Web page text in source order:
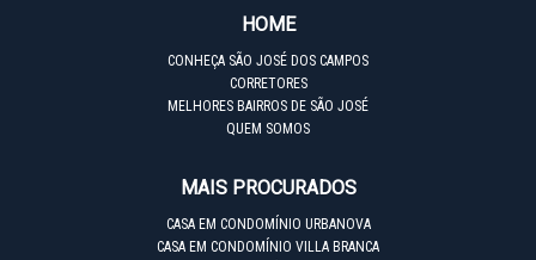
HOME
CONHEÇA SÃO JOSÉ DOS CAMPOS
CORRETORES
MELHORES BAIRROS DE SÃO JOSÉ
QUEM SOMOS
MAIS PROCURADOS
CASA EM CONDOMÍNIO URBANOVA
CASA EM CONDOMÍNIO VILLA BRANCA